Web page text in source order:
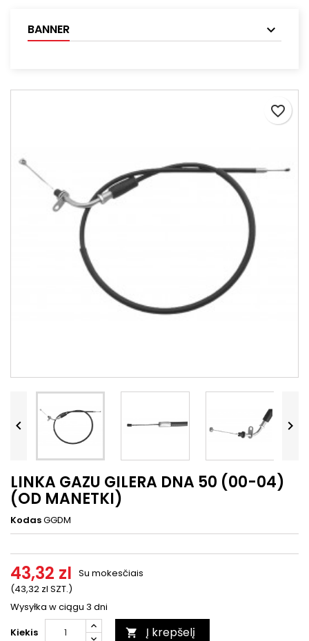
BANNER
favorite_border
 
 
LINKA GAZU GILERA DNA 50 (00-04)
(OD MANETKI)
KodasGGDM
43,32 zl
(43,32 zl SZT.)
Su mokesčiais
Wysyłka w ciągu 3 dni
Kiekis
 Į krepšelį